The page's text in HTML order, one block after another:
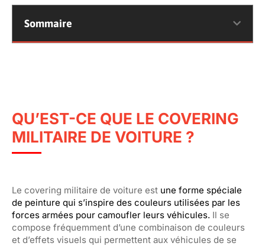
Sommaire
QU’EST-CE QUE LE COVERING
MILITAIRE DE VOITURE ?
Le covering militaire de voiture est une forme spéciale
de peinture qui s’inspire des couleurs utilisées par les
forces armées pour camoufler leurs véhicules. Il se
compose fréquemment d’une combinaison de couleurs
et d’effets visuels qui permettent aux véhicules de se